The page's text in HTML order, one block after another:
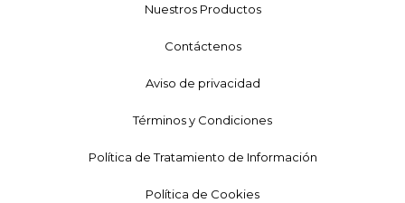
Nuestros Productos
Contáctenos
Aviso de privacidad
Términos y Condiciones
Política de Tratamiento de Información
Política de Cookies